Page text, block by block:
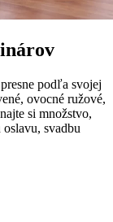
podľa svojej
ovocné ružové,
si množstvo,
svadbu